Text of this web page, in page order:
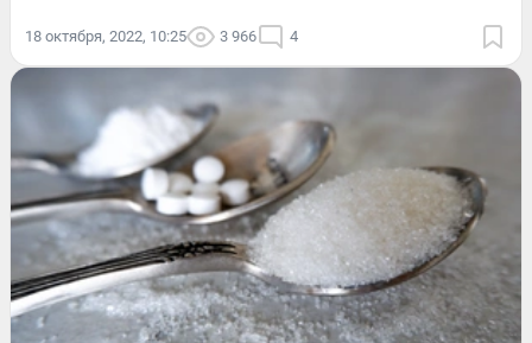
18 октября, 2022, 10:25 3 966 4